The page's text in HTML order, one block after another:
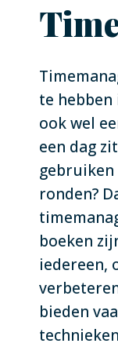
te hebben
ook wel
een dag
ronden?
boeken
iedereen,
bieden